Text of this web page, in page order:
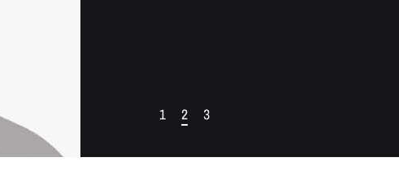
1 2 3